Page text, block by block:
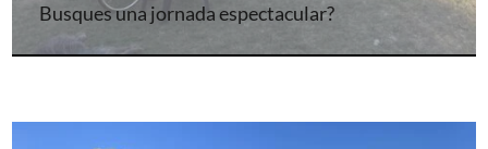
Busques una jornada espectacular?